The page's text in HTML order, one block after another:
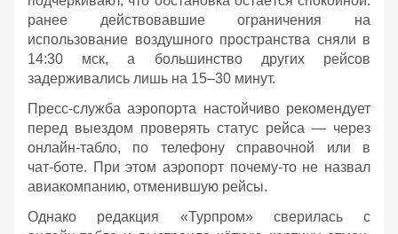
ранее действовавшие ограничения на
использование воздушного пространства сняли в
14:30 мск, а большинство других рейсов
задерживались лишь на 15–30 минут.
Пресс‑служба аэропорта настойчиво рекомендует
перед выездом проверять статус рейса — через
онлайн‑табло, по телефону справочной или в
чат‑боте. При этом аэропорт почему-то не назвал
авиакомпанию, отменившую рейсы.
Однако редакция «Турпром» сверилась с